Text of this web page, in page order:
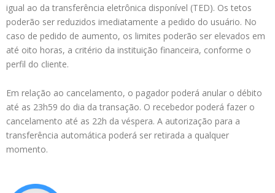
igual ao da transferência eletrônica disponível (TED). Os tetos
poderão ser reduzidos imediatamente a pedido do usuário. No
caso de pedido de aumento, os limites poderão ser elevados em
até oito horas, a critério da instituição financeira, conforme o
perfil do cliente.
Em relação ao cancelamento, o pagador poderá anular o débito
até as 23h59 do dia da transação. O recebedor poderá fazer o
cancelamento até as 22h da véspera. A autorização para a
transferência automática poderá ser retirada a qualquer
momento.